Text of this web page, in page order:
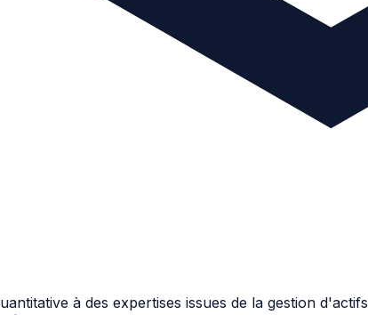
à des expertises issues de la gestion